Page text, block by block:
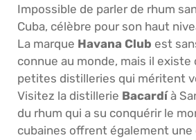
Impossible de parler de rhum
Cuba, célèbre pour son haut
La marque Havana Club est
connue au monde, mais il existe
petites distilleries qui méritent
Visitez la distillerie Bacardíà
du rhum qui a su conquérir le
cubaines offrent également une